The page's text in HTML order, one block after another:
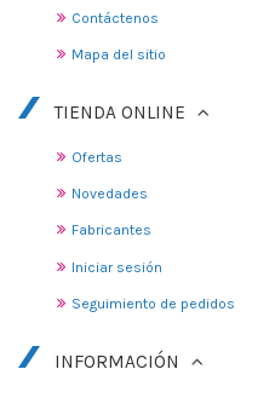
Contáctenos
Mapa del sitio
TIENDA ONLINE
Ofertas
Novedades
Fabricantes
Iniciar sesión
Seguimiento de pedidos
INFORMACIÓN